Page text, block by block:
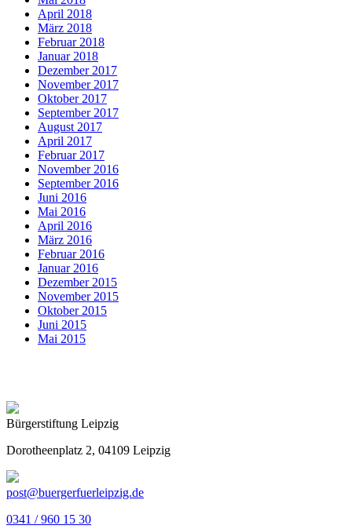
April 2018
März 2018
Februar 2018
Januar 2018
Dezember 2017
November 2017
Oktober 2017
September 2017
August 2017
April 2017
Februar 2017
November 2016
September 2016
Juni 2016
Mai 2016
April 2016
März 2016
Februar 2016
Januar 2016
Dezember 2015
November 2015
Oktober 2015
Juni 2015
Mai 2015
Bürgerstiftung Leipzig
Dorotheenplatz 2, 04109 Leipzig
post@buergerfuerleipzig.de
0341 / 960 15 30